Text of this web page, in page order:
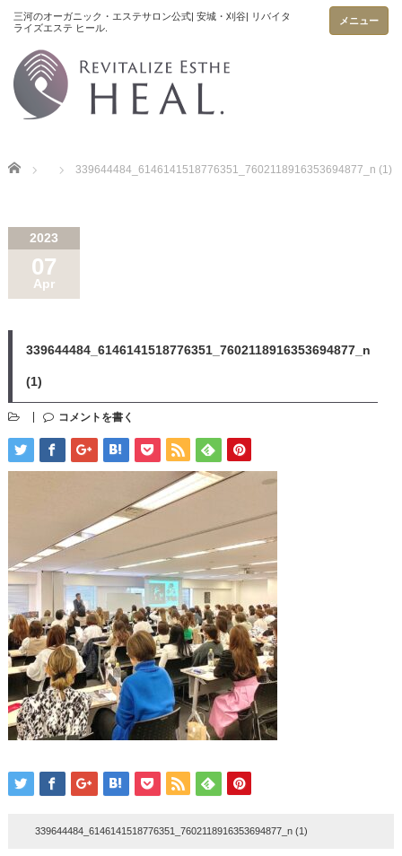
メニュー
Home 339644484_6146141518776351_7602118916353694877_n (1)
2023
07
Apr
339644484_6146141518776351_7602118916353694877_n
(1)
コメントを書く
339644484_6146141518776351_7602118916353694877_n (1)